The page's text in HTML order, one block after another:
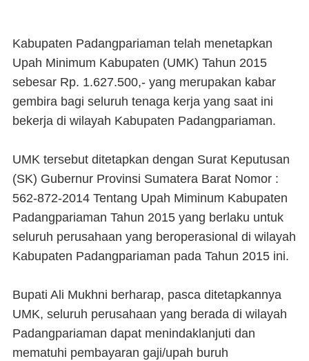
Kabupaten Padangpariaman telah menetapkan
Upah Minimum Kabupaten (UMK) Tahun 2015
sebesar Rp. 1.627.500,- yang merupakan kabar
gembira bagi seluruh tenaga kerja yang saat ini
bekerja di wilayah Kabupaten Padangpariaman.
UMK tersebut ditetapkan dengan Surat Keputusan
(SK) Gubernur Provinsi Sumatera Barat Nomor :
562-872-2014 Tentang Upah Miminum Kabupaten
Padangpariaman Tahun 2015 yang berlaku untuk
seluruh perusahaan yang beroperasional di wilayah
Kabupaten Padangpariaman pada Tahun 2015 ini.
Bupati Ali Mukhni berharap, pasca ditetapkannya
UMK, seluruh perusahaan yang berada di wilayah
Padangpariaman dapat menindaklanjuti dan
mematuhi pembayaran gaji/upah buruh